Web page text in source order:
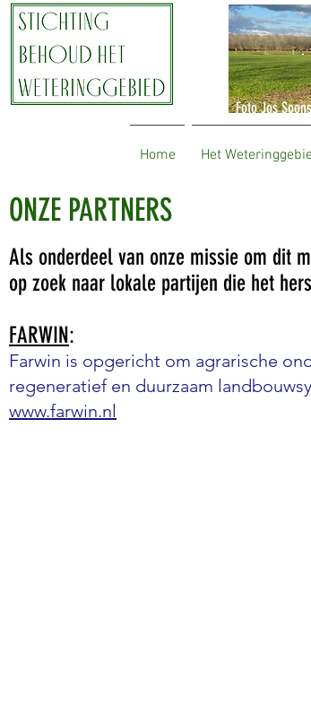
Foto Jos Soons
ONZE PARTNERS
Als onderdeel van onze missie om dit
op zoek naar lokale partijen die het
FARWIN:
Farwin is opgericht om agrarische
regeneratief en duurzaam
www.farwin.nl
Home Het